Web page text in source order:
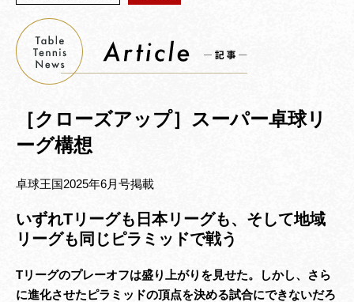
［クローズアップ］スーパー卓球リ
ーグ構想
卓球王国2025年6月号掲載
いずれTリーグも日本リーグも、そして地域
リーグも同じピラミッドで戦う
Tリーグのプレーオフは盛り上がりを見せた。しかし、さら
に進化させたピラミッドの頂点を決める試合にできないだろ